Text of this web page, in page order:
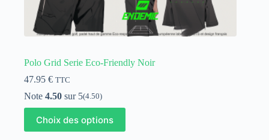
Polo Grid Serie Eco-Friendly Noir
47.95 € TTC
Note 4.50 sur 5(4.50)
Choix des options
Ce
produit
a